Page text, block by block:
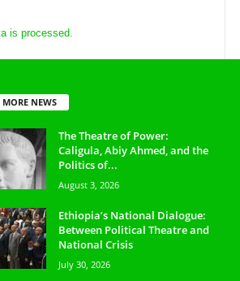
is processed.
MORE NEWS
The Theatre of Power:
Caligula, Abiy Ahmed, and the
Politics of...
August 3, 2026
Ethiopia’s National Dialogue:
Between Political Theatre and
National Crisis
July 30, 2026